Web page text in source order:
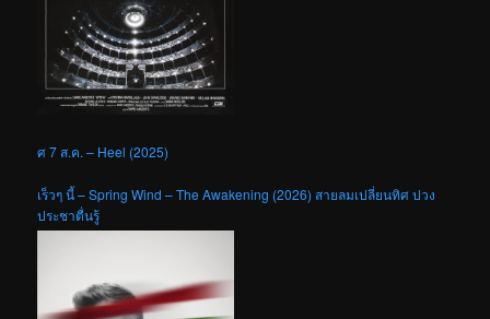
ศ 7 ส.ค. – Heel (2025)
เร็วๆ นี้ – Spring Wind – The Awakening (2026) สายลมเปลี่ยนทิศ ปวง
ประชาตื่นรู้